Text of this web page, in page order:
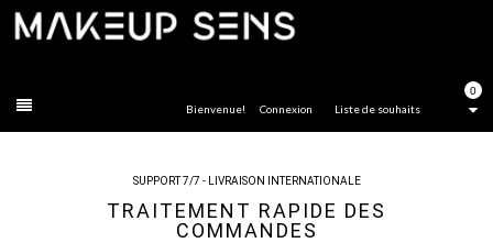
0
Liste de souhaits
Bienvenue! Connexion
SUPPORT 7/7 - LIVRAISON INTERNATIONALE
TRAITEMENT RAPIDE DES
COMMANDES